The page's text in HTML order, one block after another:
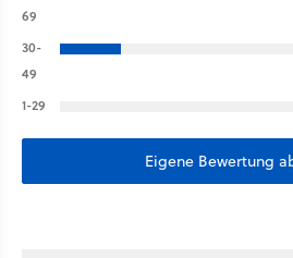
69
30-
49
1-29
Eigene Bewertung